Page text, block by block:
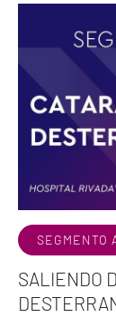
SEGMENTO
SALIENDO